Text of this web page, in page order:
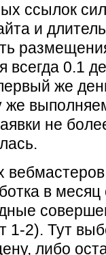
ссылок
и
0.1
же
же
не
в месяц
1-2). Тут
либо